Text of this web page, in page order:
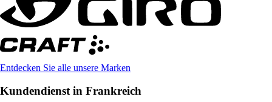
Entdecken Sie alle unsere Marken
Kundendienst in Frankreich